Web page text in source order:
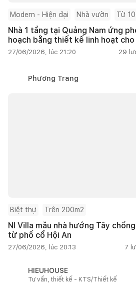
Modern - Hiện đại Nhà vườn Từ
Nhà 1 tầng tại Quảng Nam ứng
hoạch bằng thiết kế linh hoạt
27/06/2026, lúc 21:20 29
Phương Trang
Biệt thự Trên 200m2
NI Villa mẫu nhà hướng Tây
từ phố cổ Hội An
27/06/2026, lúc 20:13 7
HIEUHOUSE
Tư vấn, thiết kế - KTS/Thiết kế